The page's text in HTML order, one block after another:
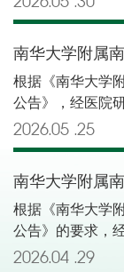
院
意事项通知如下
序）。（2）笔
时间：上午9:00-
考场参加考试。
修身楼。考场分
（1）考生凭本
座，将有效身份
生领到答题卡和
内准确清楚地填
铅笔填涂答题卡
根据《南华大学
公告》，经医院
行2026年非事业
告如下：一、笔
8:30开始。3.笔
（位于南华医院
通过人员。考场
采用纸笔作答。
2026.05 25
根据《南华大学
公告》的要求，
格审查人员名单
2026.04 29